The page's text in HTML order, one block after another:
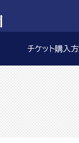
チケット購入